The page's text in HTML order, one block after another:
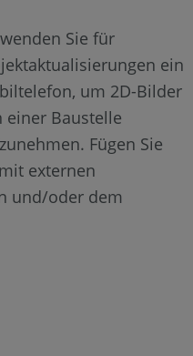
Sie für
ein
um 2D-Bilder
einer Baustelle
Fügen Sie
externen
und/oder dem